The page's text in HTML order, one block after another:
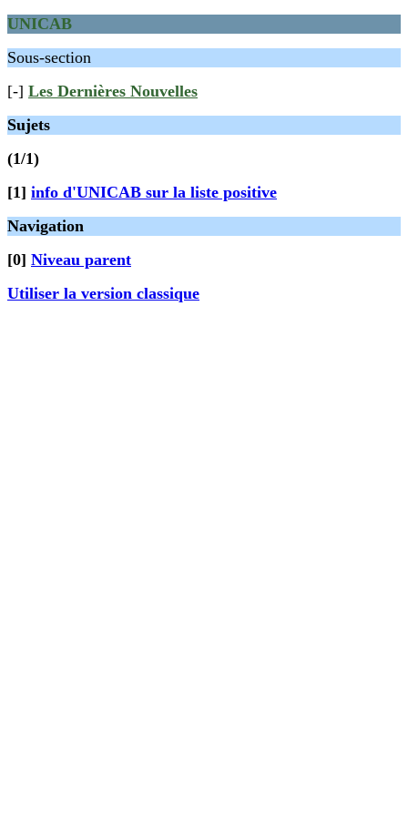
UNICAB
Sous-section
[-] Les Dernières Nouvelles
Sujets
(1/1)
[1] info d'UNICAB sur la liste positive
Navigation
[0] Niveau parent
Utiliser la version classique